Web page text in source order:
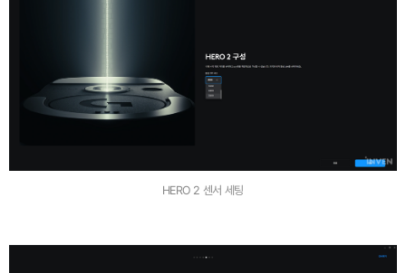
HERO 2 센서 세팅